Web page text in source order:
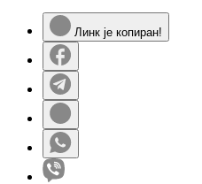
Линк је копиран!